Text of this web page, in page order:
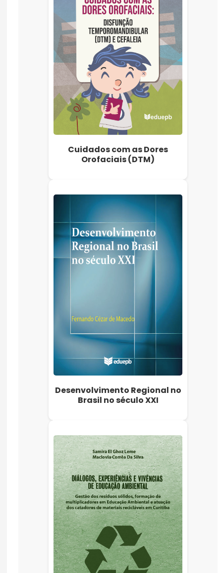
Cuidados com as Dores
Orofaciais (DTM)
Desenvolvimento Regional no
Brasil no século XXI